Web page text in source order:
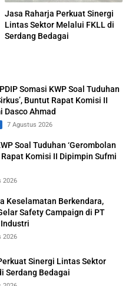
Jasa Raharja Perkuat Sinergi
Lintas Sektor Melalui FKLL di
Serdang Bedagai
Somasi KWP Soal Tuduhan
Buntut Rapat Komisi II
Dasco Ahmad
7 Agustus 2026
Soal Tuduhan ‘Gerombolan
Rapat Komisi II Dipimpin Sufmi
2026
Keselamatan Berkendara,
Safety Campaign di PT
2026
Sinergi Lintas Sektor
Serdang Bedagai